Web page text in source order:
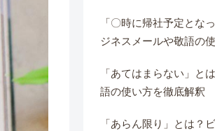
「〇時に帰社予定とな
ジネスメールや敬語の
「あてはまらない」と
語の使い方を徹底解釈
「あらん限り」とは？